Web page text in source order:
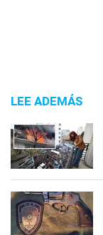
LEE ADEMÁS